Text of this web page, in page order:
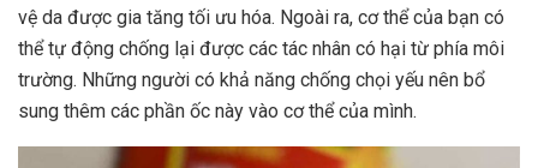
vệ da được gia tăng tối ưu hóa. Ngoài ra, cơ thể của bạn có
thể tự động chống lại được các tác nhân có hại từ phía môi
trường. Những người có khả năng chống chọi yếu nên bổ
sung thêm các phần ốc này vào cơ thể của mình.